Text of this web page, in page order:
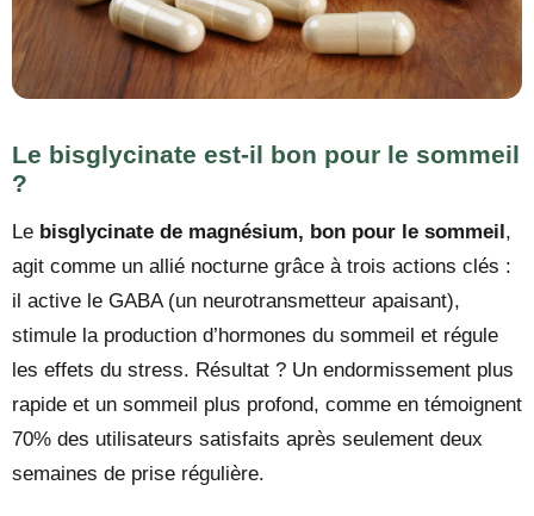
Le bisglycinate est-il bon pour le sommeil
?
Le bisglycinate de magnésium, bon pour le sommeil,
agit comme un allié nocturne grâce à trois actions clés :
il active le GABA (un neurotransmetteur apaisant),
stimule la production d’hormones du sommeil et régule
les effets du stress. Résultat ? Un endormissement plus
rapide et un sommeil plus profond, comme en témoignent
70% des utilisateurs satisfaits après seulement deux
semaines de prise régulière.